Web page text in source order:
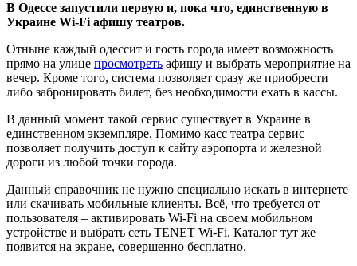
В Одессе запустили первую и, пока что, единственную в
Украине Wi-Fi афишу театров.
Отныне каждый одессит и гость города имеет возможность
прямо на улице просмотреть афишу и выбрать мероприятие на
вечер. Кроме того, система позволяет сразу же приобрести
либо забронировать билет, без необходимости ехать в кассы.
В данный момент такой сервис существует в Украине в
единственном экземпляре. Помимо касс театра сервис
позволяет получить доступ к сайту аэропорта и железной
дороги из любой точки города.
Данный справочник не нужно специально искать в интернете
или скачивать мобильные клиенты. Всё, что требуется от
пользователя – активировать Wi-Fi на своем мобильном
устройстве и выбрать сеть TENET Wi-Fi. Каталог тут же
появится на экране, совершенно бесплатно.